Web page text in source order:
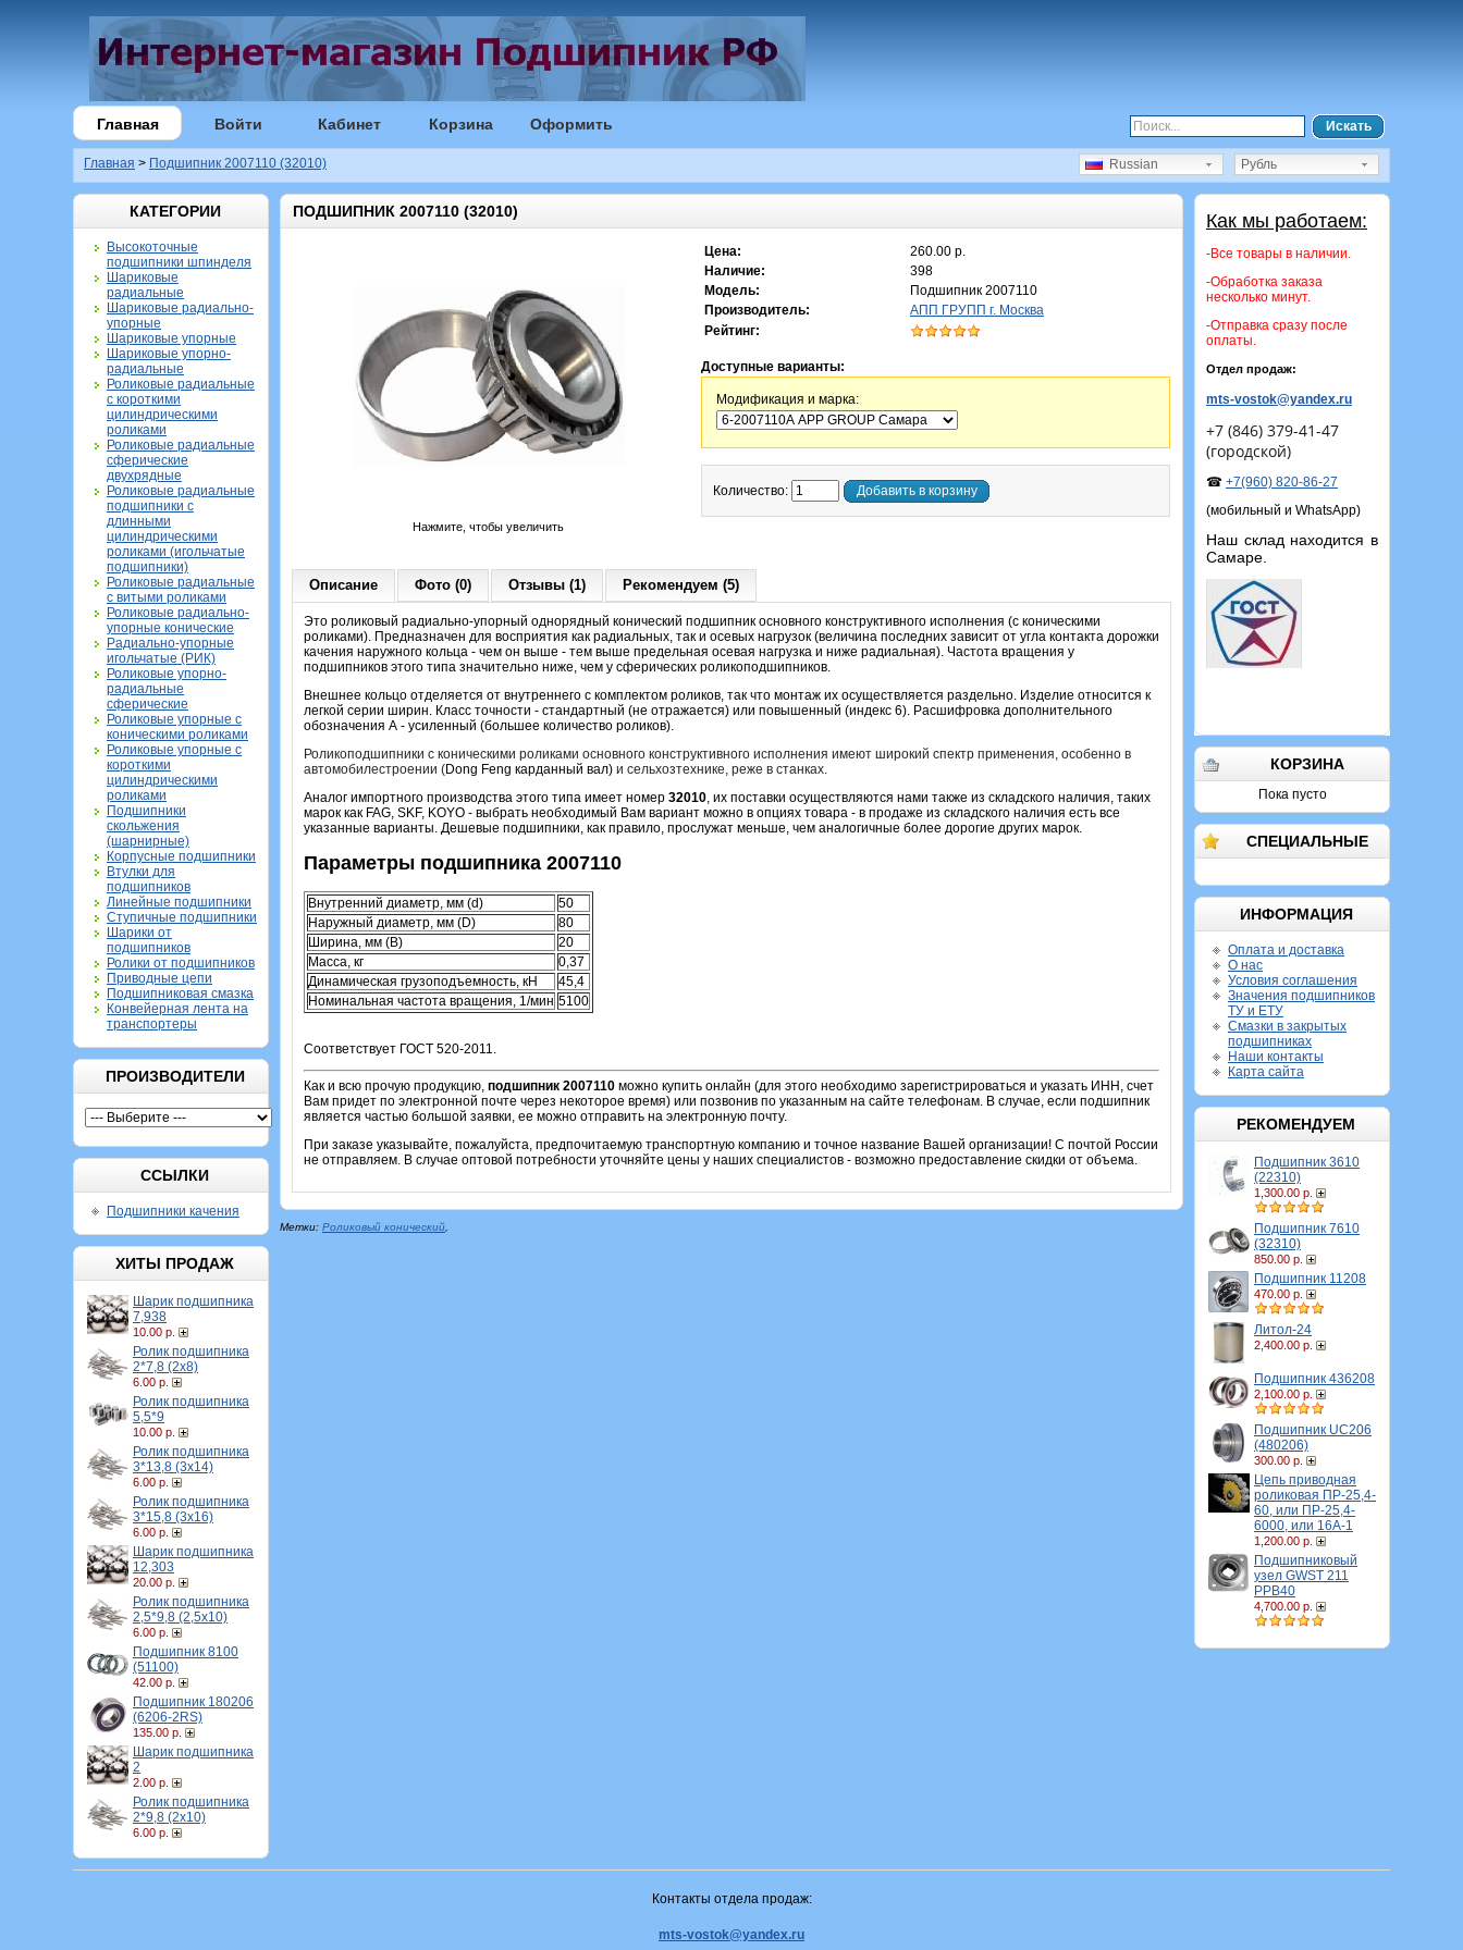
Главная Войти Кабинет Корзина Оформить Искать
Главная > Подшипник 2007110 (32010) Рубль
Russian
КАТЕГОРИИ
Высокоточные
подшипники шпинделя
Шариковые
радиальные
Шариковые радиально-
упорные
Шариковые упорные
Шариковые упорно-
радиальные
Роликовые радиальные
с короткими
цилиндрическими
роликами
Роликовые радиальные
сферические
двухрядные
Роликовые радиальные
подшипники с
длинными
цилиндрическими
роликами (игольчатые
подшипники)
Роликовые радиальные
с витыми роликами
Роликовые радиально-
упорные конические
Радиально-упорные
игольчатые (РИК)
Роликовые упорно-
радиальные
сферические
Роликовые упорные с
коническими роликами
Роликовые упорные с
короткими
цилиндрическими
роликами
Подшипники
скольжения
(шарнирные)
Корпусные подшипники
Втулки для
подшипников
Линейные подшипники
Ступичные подшипники
Шарики от
подшипников
Ролики от подшипников
Приводные цепи
Подшипниковая смазка
Конвейерная лента на
транспортеры
ПРОИЗВОДИТЕЛИ
ССЫЛКИ
Подшипники качения
ХИТЫ ПРОДАЖ
Шарик подшипника
7,938
10.00 р.
Ролик подшипника
2*7,8 (2х8)
6.00 р.
Ролик подшипника
5,5*9
10.00 р.
Ролик подшипника
3*13,8 (3х14)
6.00 р.
Ролик подшипника
3*15,8 (3х16)
6.00 р.
Шарик подшипника
12,303
20.00 р.
Ролик подшипника
2,5*9,8 (2,5х10)
6.00 р.
Подшипник 8100
(51100)
42.00 р.
Подшипник 180206
(6206-2RS)
135.00 р.
Шарик подшипника
2
2.00 р.
Ролик подшипника
2*9,8 (2х10)
6.00 р.
Как мы работаем:
-Все товары в наличии.
-Обработка заказа
несколько минут.
-Отправка сразу после
оплаты.
Отдел продаж:
mts-vostok@yandex.ru
+7 (846) 379-41-47
(городской)
☎ +7(960) 820-86-27
(мобильный и WhatsApp)
Наш склад находится в
Самаре.
КОРЗИНА
Пока пусто
СПЕЦИАЛЬНЫЕ
ИНФОРМАЦИЯ
Оплата и доставка
О нас
Условия соглашения
Значения подшипников
ТУ и ЕТУ
Смазки в закрытых
подшипниках
Наши контакты
Карта сайта
РЕКОМЕНДУЕМ
Подшипник 3610
(22310)
1,300.00 р.
Подшипник 7610
(32310)
850.00 р.
Подшипник 11208
470.00 р.
Литол-24
2,400.00 р.
Подшипник 436208
2,100.00 р.
Подшипник UC206
(480206)
300.00 р.
Цепь приводная
роликовая ПР-25,4-
60, или ПР-25,4-
6000, или 16A-1
1,200.00 р.
Подшипниковый
узел GWST 211
PPB40
4,700.00 р.
ПОДШИПНИК 2007110 (32010)
Нажмите, чтобы увеличить
Цена:
260.00 р.
Наличие:
398
Модель:
Подшипник 2007110
Производитель:
АПП ГРУПП г. Москва
Рейтинг:
Доступные варианты:
Модификация и марка:
Количество: Добавить в корзину
Описание Фото (0) Отзывы (1) Рекомендуем (5)
Это роликовый радиально-упорный однорядный конический подшипник основного конструктивного исполнения (с коническими
роликами). Предназначен для восприятия как радиальных, так и осевых нагрузок (величина последних зависит от угла контакта дорожки
качения наружного кольца - чем он выше - тем выше предельная осевая нагрузка и ниже радиальная). Частота вращения у
подшипников этого типа значительно ниже, чем у сферических роликоподшипников.
Внешнее кольцо отделяется от внутреннего с комплектом роликов, так что монтаж их осуществляется раздельно. Изделие относится к
легкой серии ширин. Класс точности - стандартный (не отражается) или повышенный (индекс 6). Расшифровка дополнительного
обозначения А - усиленный (большее количество роликов).
Роликоподшипники с коническими роликами основного конструктивного исполнения имеют широкий спектр применения, особенно в
автомобилестроении (Dong Feng карданный вал) и сельхозтехнике, реже в станках.
Аналог импортного производства этого типа имеет номер 32010, их поставки осуществляются нами также из складского наличия, таких
марок как FAG, SKF, KOYO - выбрать необходимый Вам вариант можно в опциях товара - в продаже из складского наличия есть все
указанные варианты. Дешевые подшипники, как правило, прослужат меньше, чем аналогичные более дорогие других марок.
Параметры подшипника 2007110
Внутренний диаметр, мм (d)
50
Наружный диаметр, мм (D)
80
Ширина, мм (B)
20
Масса, кг
0,37
Динамическая грузоподъемность, кН
45,4
Номинальная частота вращения, 1/мин 5100
Соответствует ГОСТ 520-2011.
Как и всю прочую продукцию, подшипник 2007110 можно купить онлайн (для этого необходимо зарегистрироваться и указать ИНН, счет
Вам придет по электронной почте через некоторое время) или позвонив по указанным на сайте телефонам. В случае, если подшипник
является частью большой заявки, ее можно отправить на электронную почту.
При заказе указывайте, пожалуйста, предпочитаемую транспортную компанию и точное название Вашей организации! С почтой России
не отправляем. В случае оптовой потребности уточняйте цены у наших специалистов - возможно предоставление скидки от объема.
Метки: Роликовый конический
Контакты отдела продаж:
mts-vostok@yandex.ru